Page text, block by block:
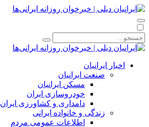
اخبار ایرانیان
صنعت ایرانیان
مسکن ایرانیان
خودروسازی ایران
دامداری و کشاورزی ایران
زندگی و خانواده ایرانی
اطلاعات عمومی مردم